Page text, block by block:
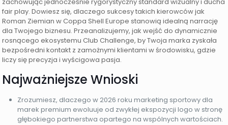
fair play. Dowiesz się, dlaczego sukcesy takich kierowców jak
Roman Ziemian w Coppa Shell Europe stanowią idealną narrację
dla Twojego biznesu. Przeanalizujemy, jak wejść do dynamicznie
rosnącego ekosystemu Club Challenge, by Twoja marka zyskała
bezpośredni kontakt z zamożnymi klientami w środowisku, gdzie
liczy się precyzja i wyścigowa pasja.
Najważniejsze Wnioski
Zrozumiesz, dlaczego w 2026 roku marketing sportowy dla
marek premium ewoluuje od zwykłej ekspozycji logo w stronę
głębokiego partnerstwa opartego na wspólnych wartościach.